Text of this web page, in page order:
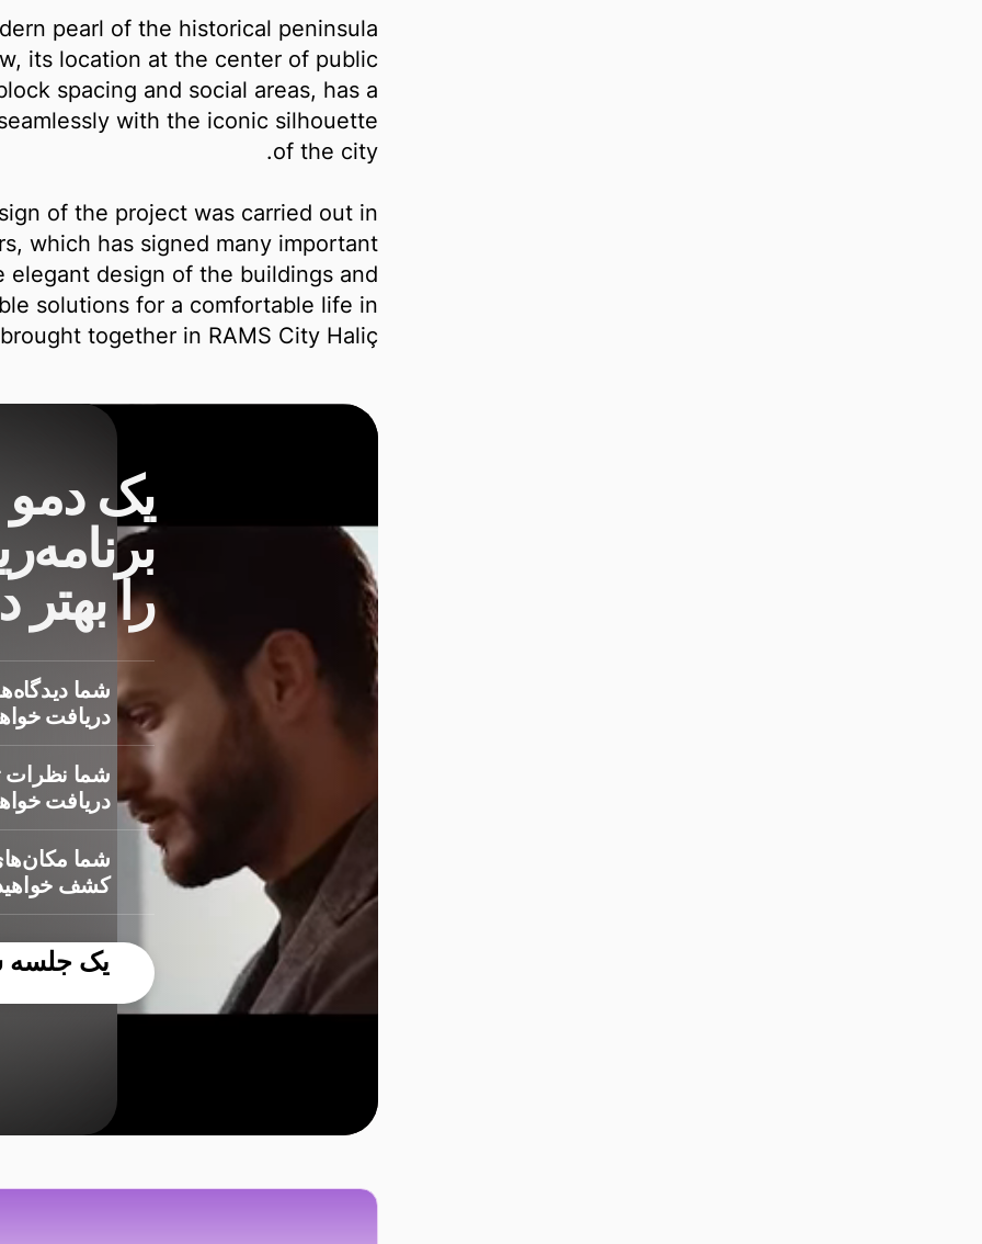
pearl of the historical peninsula
its location at the center of public
spacing and social areas, has a
with the iconic silhouette
of the city.
of the project was carried out in
which has signed many important
design of the buildings and
solutions for a comfortable life in
together in RAMS City Haliç.
یک دمو
را
شما
دریافت
شما نظرات
دریافت
شما
کشف
یک جلسه